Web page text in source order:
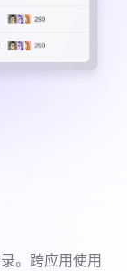
。跨应用使用